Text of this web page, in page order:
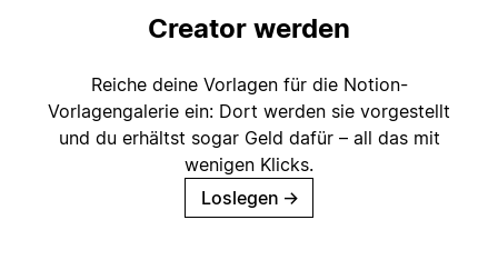
Creator werden
Reiche deine Vorlagen für die Notion-
Vorlagengalerie ein: Dort werden sie vorgestellt
und du erhältst sogar Geld dafür – all das mit
wenigen Klicks.
Loslegen →